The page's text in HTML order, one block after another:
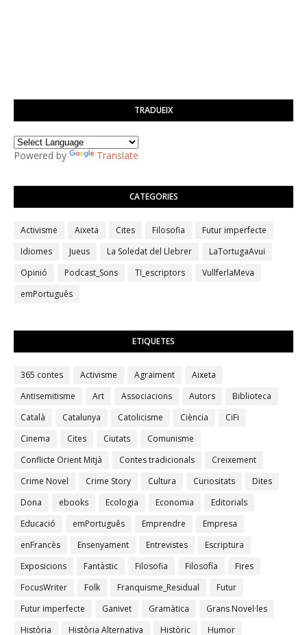
TRADUEIX
Powered by Translate
CATEGORIES
Activisme Aixeta Cites Filosofia
Futur imperfecte
Idiomes
Jueus La Soledat del Llebrer
LaTortugaAvui
Opinió
Podcast_Sons TI_escriptors
VullferlaMeva
emPortuguês
ETIQUETES
365 contes Activisme Agraïment
Aixeta
Antisemitisme
Art Associacions Autors
Biblioteca
Català
Catalunya Catolicisme Ciència
CiFi
Cinema
Cites Ciutats
Comunisme
Conflicte Orient Mitjà
Contes tradicionals
Creixement
Crime Novel
Crime Story Cultura Curiositats
Dites
Dona
ebooks Ecologia Economia
Editorials
Educació
emPortuguês Emprendre
Empresa
enFrancès
Ensenyament Entrevistes
Escriptura
Exposicions
Fantàstic Filosofia Filosofía
Fires
FocusWriter
Folk Franquisme_Residual
Futur
Futur imperfecte
Ganivet Gramàtica
Grans Novel·les
Història
Història Alternativa Històric Humor